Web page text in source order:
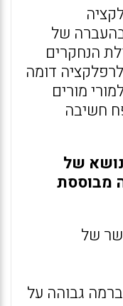
של
הנחקרים
דומה
מורים
חשיבה
של
מבוססת
של
גבוהה על